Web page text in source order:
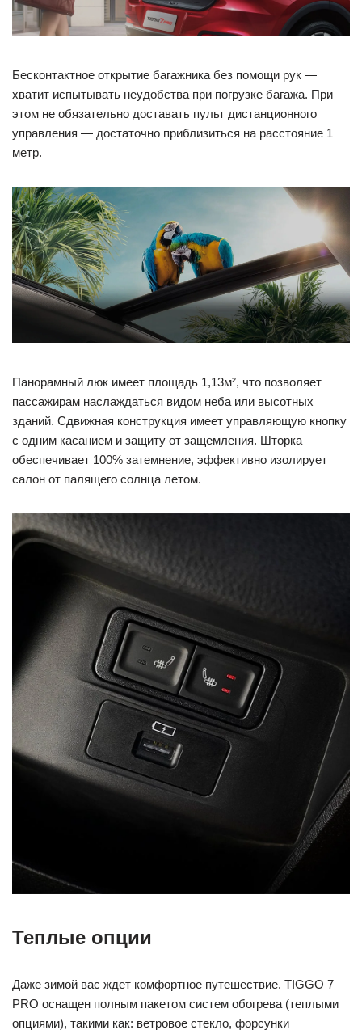
Бесконтактное открытие багажника без помощи рук —
хватит испытывать неудобства при погрузке багажа. При
этом не обязательно доставать пульт дистанционного
управления — достаточно приблизиться на расстояние 1
метр.
Панорамный люк имеет площадь 1,13м², что позволяет
пассажирам наслаждаться видом неба или высотных
зданий. Сдвижная конструкция имеет управляющую кнопку
с одним касанием и защиту от защемления. Шторка
обеспечивает 100% затемнение, эффективно изолирует
салон от палящего солнца летом.
Теплые опции
Даже зимой вас ждет комфортное путешествие. TIGGO 7
PRO оснащен полным пакетом систем обогрева (теплыми
опциями), такими как: ветровое стекло, форсунки